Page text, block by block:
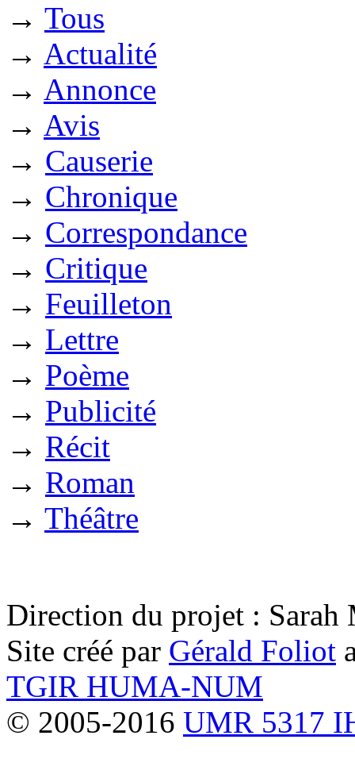
→ Tous
→ Actualité
→ Annonce
→ Avis
→ Causerie
→ Chronique
→ Correspondance
→ Critique
→ Feuilleton
→ Lettre
→ Poème
→ Publicité
→ Récit
→ Roman
→ Théâtre
Direction du projet : Sarah
Site créé par Gérald Foliot
TGIR HUMA-NUM
© 2005-2016 UMR 5317